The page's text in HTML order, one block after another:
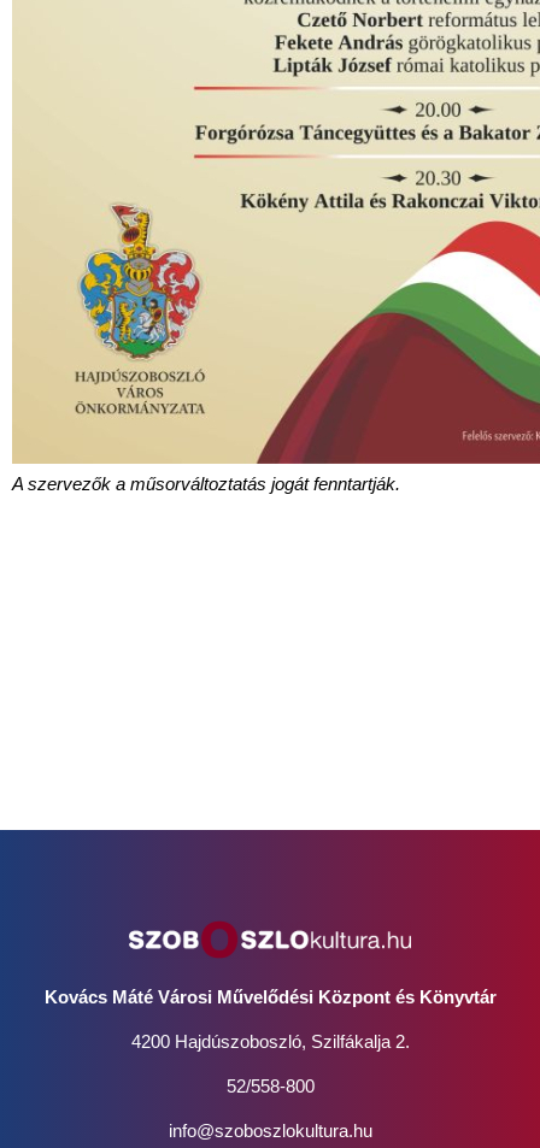
A szervezők a műsorváltoztatás jogát fenntartják.
Kovács Máté Városi Művelődési Központ és Könyvtár
4200 Hajdúszoboszló, Szilfákalja 2.
52/558-800
info@szoboszlokultura.hu